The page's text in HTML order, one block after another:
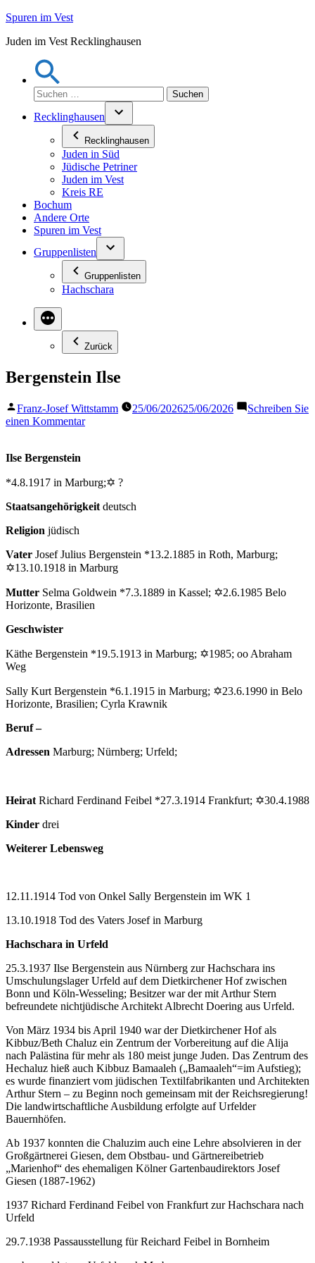
Zum
springen
Spuren im Vest
Juden im Vest Recklinghausen
Suchen
nach:
Recklinghausen
Recklinghausen
Juden in Süd
Jüdische Petriner
Juden im Vest
Kreis RE
Bochum
Andere Orte
Spuren im Vest
Gruppenlisten
Gruppenlisten
Hachschara
Zurück
Bergenstein Ilse
Veröffentlicht
von
Franz-Josef Wittstamm 25/06/202625/06/2026
Schreiben Sie
einen Kommentarzu
Ilse Bergenstein
*4.8.1917 in Marburg;✡ ?
Staatsangehörigkeit deutsch
Religion jüdisch
Vater Josef Julius Bergenstein *13.2.1885 in Roth, Marburg;
✡13.10.1918 in Marburg
Mutter Selma Goldwein *7.3.1889 in Kassel; ✡2.6.1985 Belo
Horizonte, Brasilien
Geschwister
Käthe Bergenstein *19.5.1913 in Marburg; ✡1985; oo Abraham
Weg
Sally Kurt Bergenstein *6.1.1915 in Marburg; ✡23.6.1990 in Belo
Horizonte, Brasilien; Cyrla Krawnik
Beruf –
Adressen Marburg; Nürnberg; Urfeld;
Heirat Richard Ferdinand Feibel *27.3.1914 Frankfurt; ✡30.4.1988
Kinder drei
Weiterer Lebensweg
12.11.1914 Tod von Onkel Sally Bergenstein im WK 1
13.10.1918 Tod des Vaters Josef in Marburg
Hachschara in Urfeld
25.3.1937 Ilse Bergenstein aus Nürnberg zur Hachschara ins
Umschulungslager Urfeld auf dem Dietkirchener Hof zwischen
Bonn und Köln-Wesseling; Besitzer war der mit Arthur Stern
befreundete nichtjüdische Architekt Albrecht Doering aus Urfeld.
Von März 1934 bis April 1940 war der Dietkirchener Hof als
Kibbuz/Beth Chaluz ein Zentrum der Vorbereitung auf die Alija
nach Palästina für mehr als 180 meist junge Juden. Das Zentrum des
Hechaluz hieß auch Kibbuz Bamaaleh („Bamaaleh“=im Aufstieg);
es wurde finanziert vom jüdischen Textilfabrikanten und Architekten
Arthur Stern – zu Beginn noch gemeinsam mit der Reichsregierung!
Die landwirtschaftliche Ausbildung erfolgte auf Urfelder
Bauernhöfen.
Ab 1937 konnten die Chaluzim auch eine Lehre absolvieren in der
Großgärtnerei Giesen, dem Obstbau- und Gärtnereibetrieb
„Marienhof“ des ehemaligen Kölner Gartenbaudirektors Josef
Giesen (1887-1962)
1937 Richard Ferdinand Feibel von Frankfurt zur Hachschara nach
Urfeld
29.7.1938 Passausstellung für Reichard Feibel in Bornheim